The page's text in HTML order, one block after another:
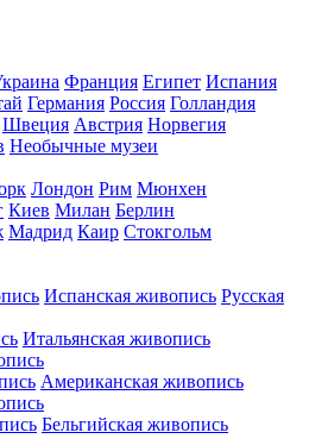
Франция Египет Испания
Германия Россия Голландия
Швеция Австрия Норвегия
Необычные музеи
Лондон Рим Мюнхен
Киев Милан Берлин
Мадрид Каир Стокгольм
Испанская живопись Русская
Итальянская живопись
Американская живопись
Бельгийская живопись